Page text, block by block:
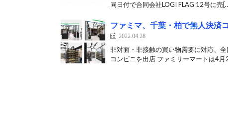
同日付で合同会社LOGI FLAG 12号に売
ファミマ、千葉・柏で無人決済
2022.04.28
非対面・非接触の買い物需要に対応、
コンビニを出店 ファミリーマートは4月